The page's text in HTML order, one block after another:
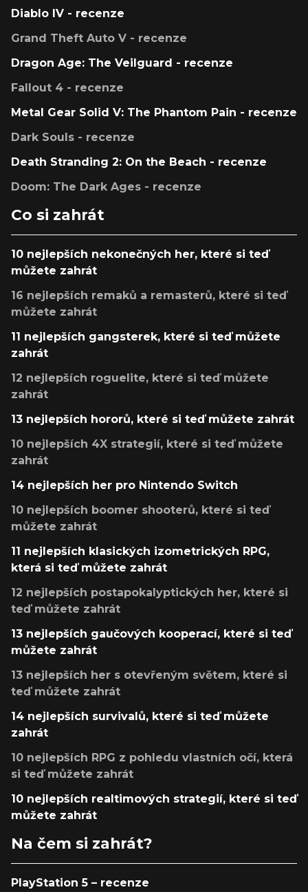
Diablo IV - recenze
Grand Theft Auto V - recenze
Dragon Age: The Veilguard - recenze
Fallout 4 - recenze
Metal Gear Solid V: The Phantom Pain - recenze
Dark Souls - recenze
Death Stranding 2: On the Beach - recenze
Doom: The Dark Ages - recenze
Co si zahrát
10 nejlepších nekonečných her, které si teď
můžete zahrát
16 nejlepších remaků a remasterů, které si teď
můžete zahrát
11 nejlepších gangsterek, které si teď můžete
zahrát
12 nejlepších roguelite, které si teď můžete
zahrát
13 nejlepších hororů, které si teď můžete zahrát
10 nejlepších 4X strategií, které si teď můžete
zahrát
14 nejlepších her pro Nintendo Switch
10 nejlepších boomer shooterů, které si teď
můžete zahrát
11 nejlepších klasických izometrických RPG,
která si teď můžete zahrát
12 nejlepších postapokalyptických her, které si
teď můžete zahrát
13 nejlepších gaučových kooperací, které si teď
můžete zahrát
13 nejlepších her s otevřeným světem, které si
teď můžete zahrát
14 nejlepších survivalů, které si teď můžete
zahrát
10 nejlepších RPG z pohledu vlastních očí, která
si teď můžete zahrát
10 nejlepších realtimových strategií, které si teď
můžete zahrát
Na čem si zahrát?
PlayStation 5 – recenze